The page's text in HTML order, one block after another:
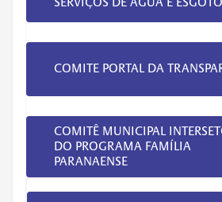
COMITE PORTAL DA
COMITÊ MUNICIPAL
DO PROGRAMA FAMÍLIA
PARANAENSE